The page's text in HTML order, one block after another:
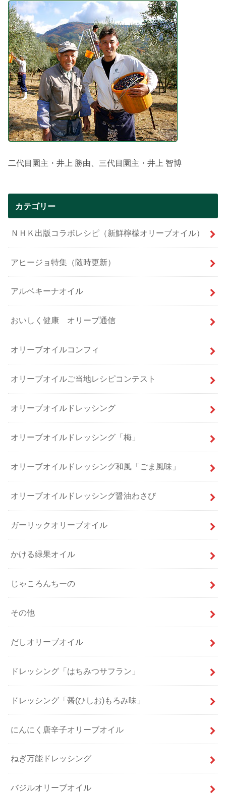
二代目園主・井上 勝由、三代目園主・井上 智博
カテゴリー
ＮＨＫ出版コラボレシピ（新鮮檸檬オリーブオイル）
アヒージョ特集（随時更新）
アルベキーナオイル
おいしく健康 オリーブ通信
オリーブオイルコンフィ
オリーブオイルご当地レシピコンテスト
オリーブオイルドレッシング
オリーブオイルドレッシング「梅」
オリーブオイルドレッシング和風「ごま風味」
オリーブオイルドレッシング醤油わさび
ガーリックオリーブオイル
かける緑果オイル
じゃころんちーの
その他
だしオリーブオイル
ドレッシング「はちみつサフラン」
ドレッシング「醤(ひしお)もろみ味」
にんにく唐辛子オリーブオイル
ねぎ万能ドレッシング
バジルオリーブオイル